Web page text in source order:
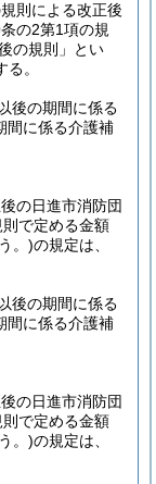
則による改正後
の2第1項の規
の規則」とい
。
後の期間に係る
間に係る介護補
の日進市消防団
で定める金額
。)の規定は、
後の期間に係る
間に係る介護補
の日進市消防団
で定める金額
。)の規定は、